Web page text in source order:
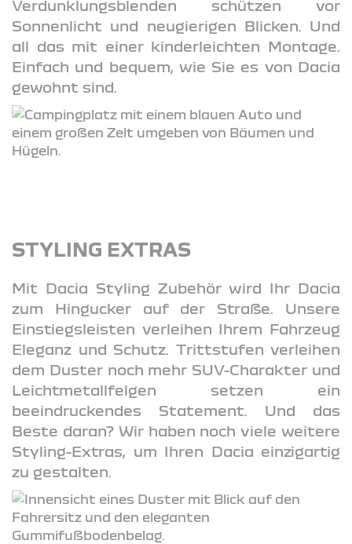
Verdunklungsblenden schützen vor
Sonnenlicht und neugierigen Blicken. Und
all das mit einer kinderleichten Montage.
Einfach und bequem, wie Sie es von Dacia
gewohnt sind.
STYLING EXTRAS
Mit Dacia Styling Zubehör wird Ihr Dacia
zum Hingucker auf der Straße. Unsere
Einstiegsleisten verleihen Ihrem Fahrzeug
Eleganz und Schutz. Trittstufen verleihen
dem Duster noch mehr SUV-Charakter und
Leichtmetallfelgen setzen ein
beeindruckendes Statement. Und das
Beste daran? Wir haben noch viele weitere
Styling-Extras, um Ihren Dacia einzigartig
zu gestalten.